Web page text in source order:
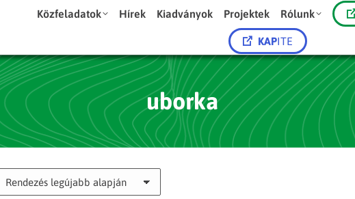
Közfeladatok Hírek Kiadványok Projektek Rólunk
KAPITE
uborka